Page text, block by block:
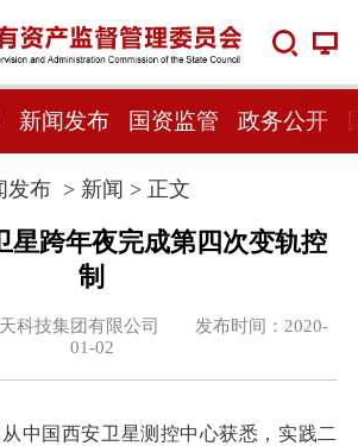
新闻发布 国资监管 政务公开
发布> 新闻 > 正文
星跨年夜完成第四次变轨控
制
天科技集团有限公司 发布时间：2020-
01-02
从中国西安卫星测控中心获悉，实践二